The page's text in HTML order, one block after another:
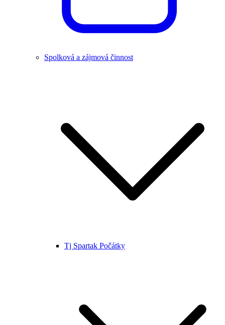
Spolková a zájmová činnost
Tj Spartak Počátky